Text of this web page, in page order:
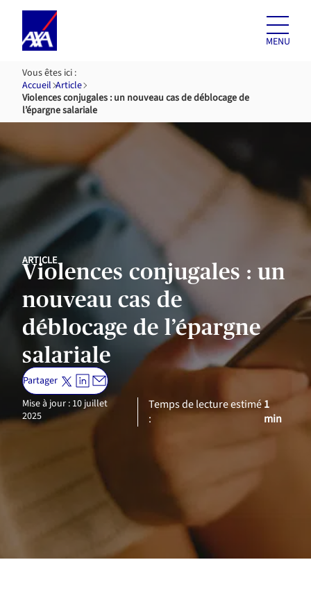
Aller au
contenu
MENU
Vous êtes ici :
Accueil Article
Violences conjugales : un nouveau cas de déblocage de
l’épargne salariale
ARTICLE
Violences conjugales : un
nouveau cas de
déblocage de l’épargne
salariale
Partager
Mise à jour : 10 juillet
2025
Temps de lecture estimé
:
1
min